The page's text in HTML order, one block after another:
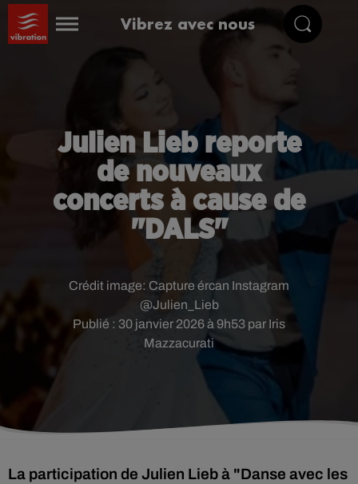
Vibrez avec nous
Julien Lieb reporte
de nouveaux
concerts à cause de
"DALS"
Publié : 30 janvier 2026 à 9h53 par Iris
Mazzacurati
Crédit image: Capture ércan Instagram
@Julien_Lieb
La participation de Julien Lieb à "Danse avec les